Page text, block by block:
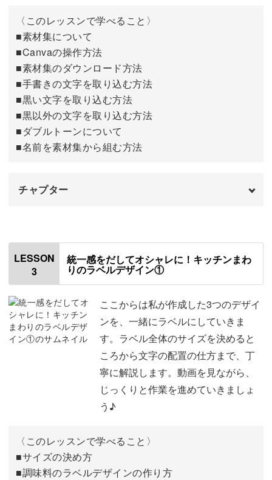
介します。
みなさんも、作ったものは印刷してご自宅にあるものに貼
ってみましょう。
使い慣れた日用品も、ラベルひとつで雰囲気が大きく変わ
うこと。
両方を楽しめる講座です。
おしゃれなラベルを手作りして、暮らしを彩ってみません
か？
〈このレッスンで学べること〉
■素材集について
■Canvaの操作方法
■素材集のダウンロード方法
■手書きの文字を取り込む方法
■黒い文字を取り込む方法
■黒以外の文字を取り込む方法
■ダブルトーンについて
■名前を素材集から組む方法
チャプター
はじめに
使用材料・道具
素材集について 02:22
Canvaについて 04:44
Canvaの操作画面について 06:09
素材集のダウンロード方法 07:38
Canvaへの取り込み方
手書きの文字を取り込む方法
文字をスマホで編集する方法
LESSON
3
統一感をだしてオシャレに！キッチンまわ
りのラベルデザイン①
ここからは私が作成した3つのデザイ
ンを、一緒にラベルにしていきま
す。ラベル全体のサイズを決めると
ころから文字の配置の仕方まで、丁
寧に解説します。動画を見ながら、
じっくりと作業を進めていきましょ
う♪
〈このレッスンで学べること〉
■サイズの決め方
■調味料のラベルデザインの作り方